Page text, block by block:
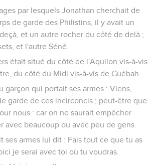
par lesquels Jonathan cherchait de
de garde des Philistins, il y avait un
et un autre rocher du côté de delà ;
et l'autre Séné.
était situé du côté de l'Aquilon vis-à-vis
du côté du Midi vis-à-vis de Guébah.
garçon qui portait ses armes : Viens,
garde de ces incirconcis ; peut-être que
nous : car on ne saurait empêcher
avec beaucoup ou avec peu de gens.
ses armes lui dit : Fais tout ce que tu as
je serai avec toi où tu voudras.